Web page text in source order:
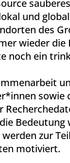
und
des
wieder
noch ein
sowie
zur
motiviert.